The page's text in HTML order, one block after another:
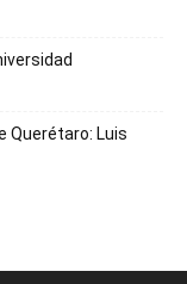
Querétaro: Luis